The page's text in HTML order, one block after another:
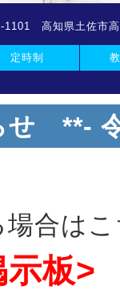
1101 高知県土佐市
定時制
せ **-
合はこ
板>